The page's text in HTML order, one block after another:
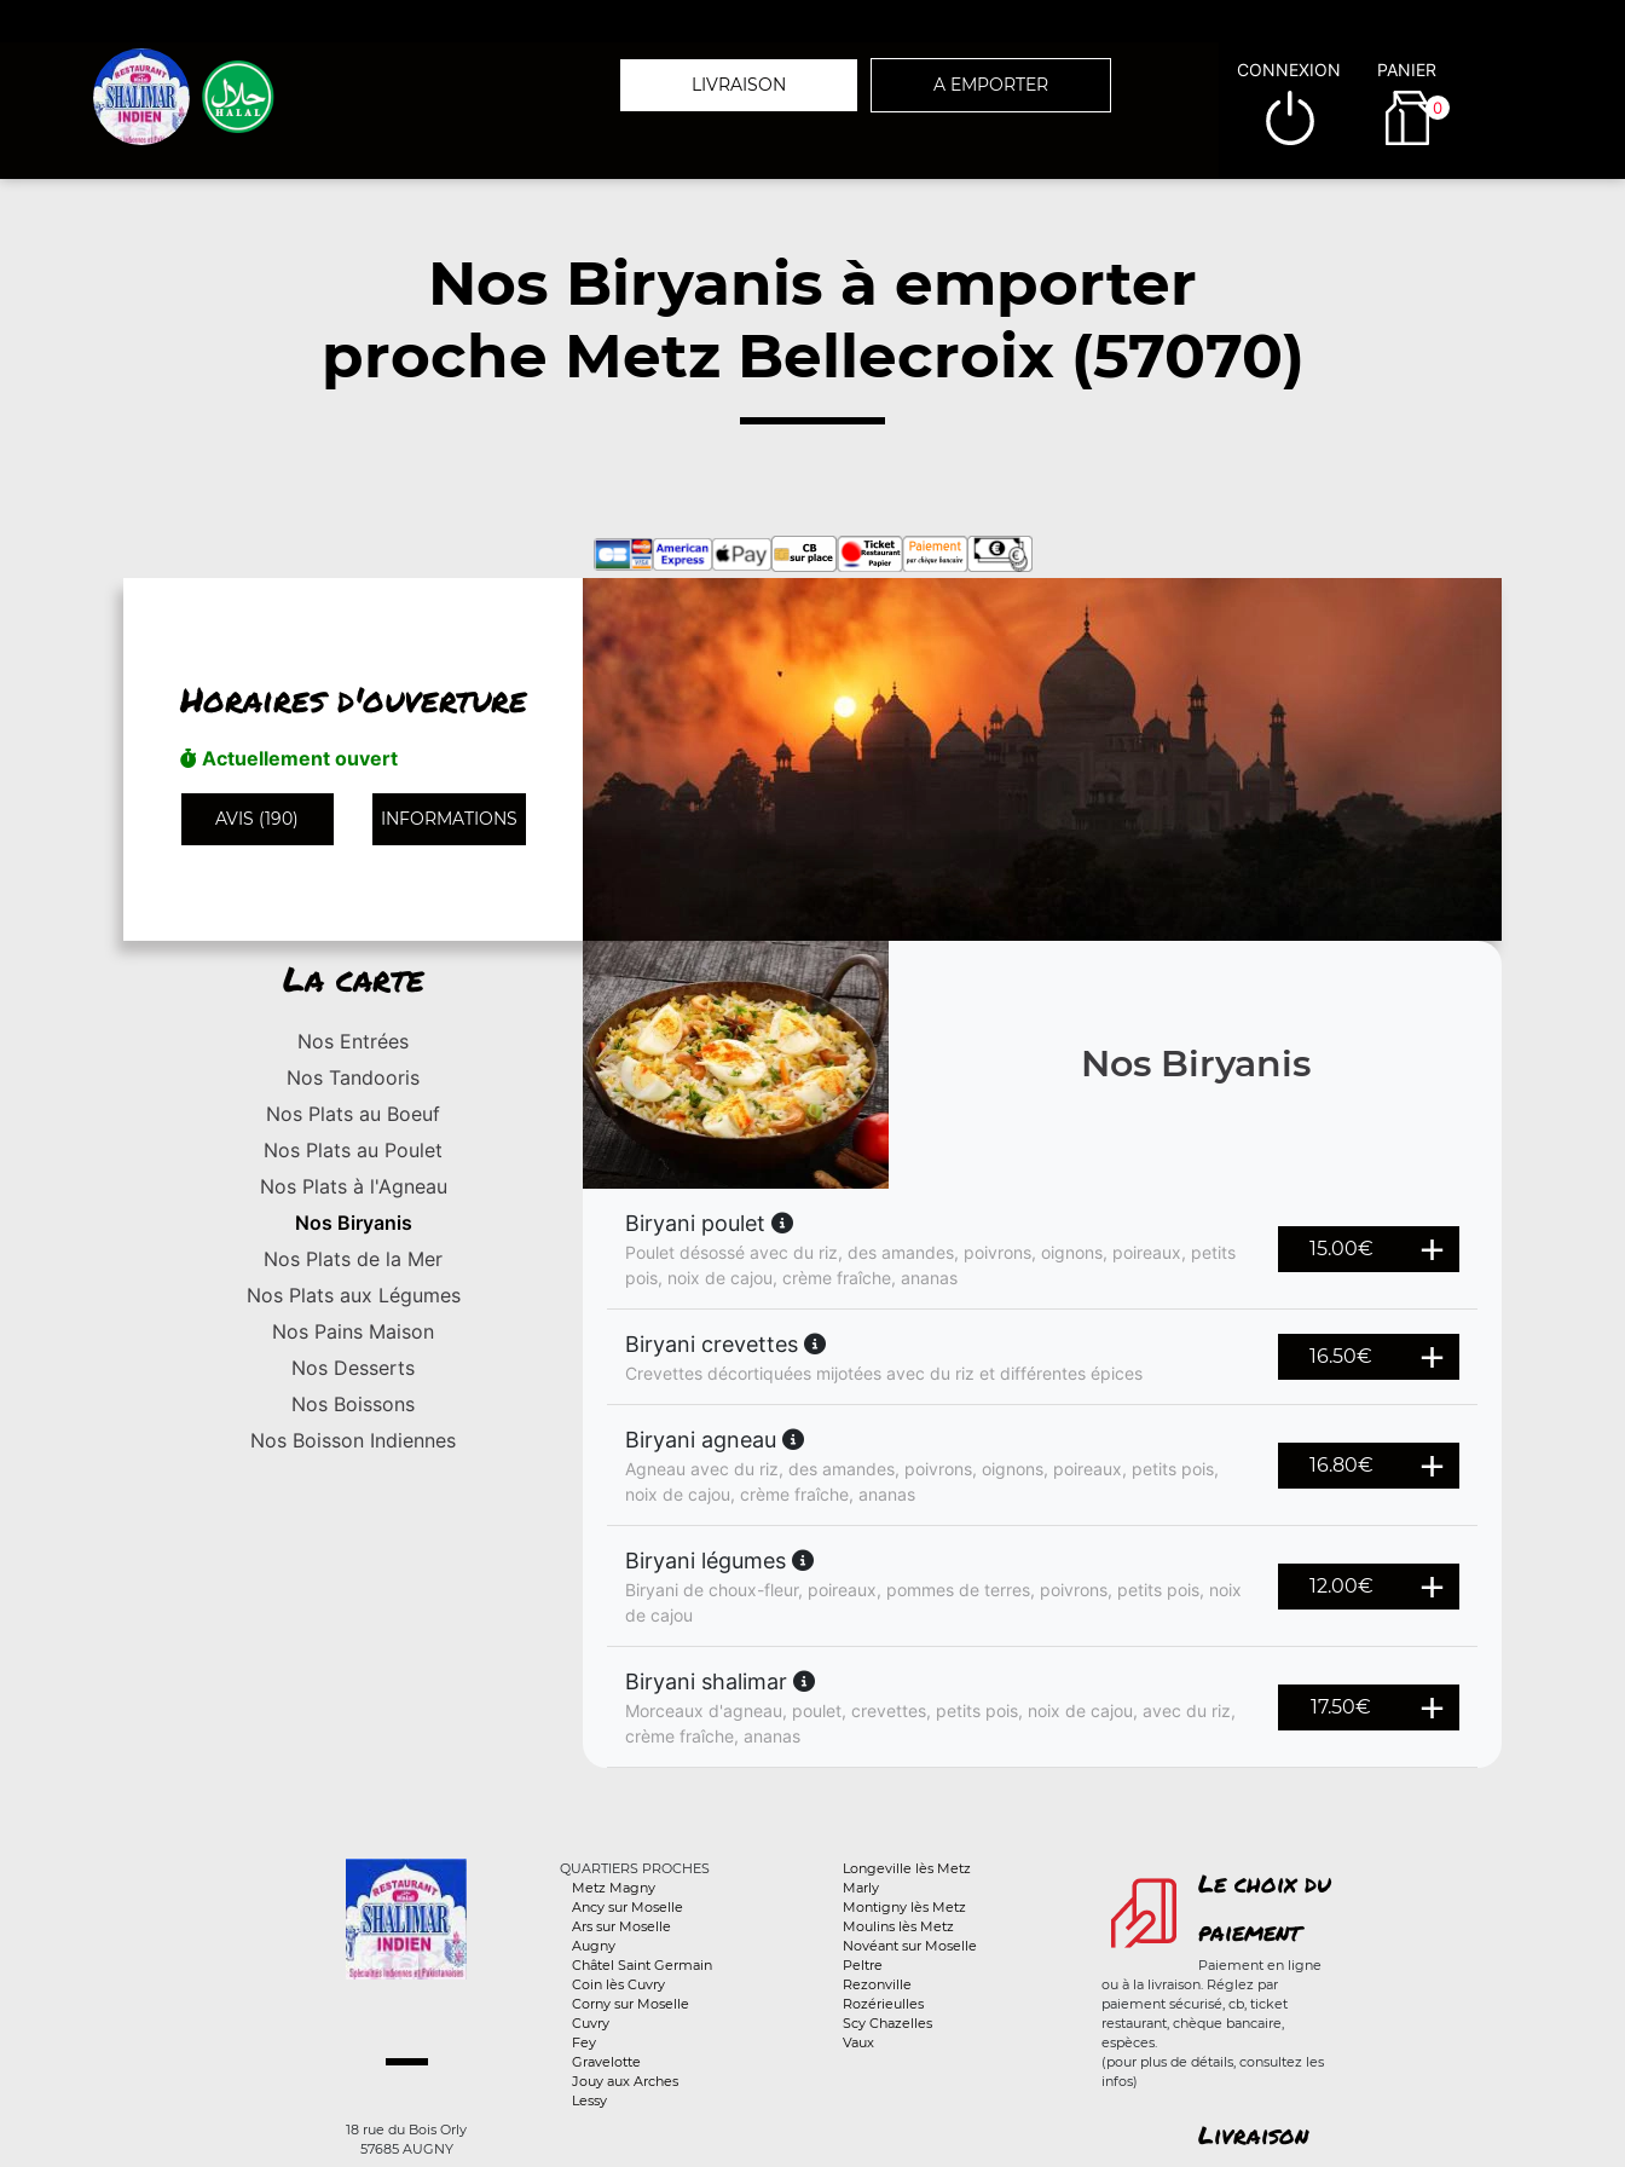
LIVRAISON A EMPORTER
CONNEXION PANIER
0
Nos Biryanis à emporter
proche Metz Bellecroix (57070)
Horaires d'ouverture
Actuellement ouvert
AVIS (190) INFORMATIONS
La carte
Nos Entrées
Nos Tandooris
Nos Plats au Boeuf
Nos Plats au Poulet
Nos Plats à l'Agneau
Nos Biryanis
Nos Plats de la Mer
Nos Plats aux Légumes
Nos Pains Maison
Nos Desserts
Nos Boissons
Nos Boisson Indiennes
Nos Biryanis
Biryani poulet
Poulet désossé avec du riz, des amandes, poivrons, oignons, poireaux, petits
pois, noix de cajou, crème fraîche, ananas
15.00€
Biryani crevettes
Crevettes décortiquées mijotées avec du riz et différentes épices
16.50€
Biryani agneau
Agneau avec du riz, des amandes, poivrons, oignons, poireaux, petits pois,
noix de cajou, crème fraîche, ananas
16.80€
Biryani légumes
Biryani de choux-fleur, poireaux, pommes de terres, poivrons, petits pois, noix
de cajou
12.00€
Biryani shalimar
Morceaux d'agneau, poulet, crevettes, petits pois, noix de cajou, avec du riz,
crème fraîche, ananas
17.50€
18 rue du Bois Orly
57685 AUGNY
QUARTIERS PROCHES
Metz Magny
Ancy sur Moselle
Ars sur Moselle
Augny
Châtel Saint Germain
Coin lès Cuvry
Corny sur Moselle
Cuvry
Fey
Gravelotte
Jouy aux Arches
Lessy
Longeville lès Metz
Marly
Montigny lès Metz
Moulins lès Metz
Novéant sur Moselle
Peltre
Rezonville
Rozérieulles
Scy Chazelles
Vaux
Le choix du
paiement
Paiement en ligne
ou à la livraison. Réglez par
paiement sécurisé, cb, ticket
restaurant, chèque bancaire,
espèces.
(pour plus de détails, consultez les
infos)
Livraison